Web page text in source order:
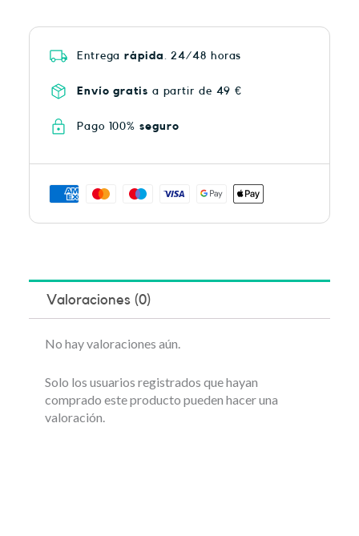
Entregarápida . 24/48 horas
Envío gratis a partir de 49 €
Pago 100% seguro
Valoraciones (0)
No hay valoraciones aún.
Solo los usuarios registrados que hayan
comprado este producto pueden hacer una
valoración.